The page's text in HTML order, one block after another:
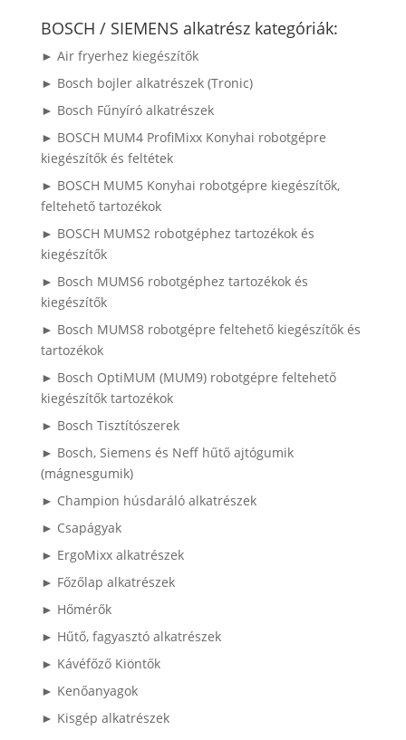
következőre:
BOSCH / SIEMENS alkatrész kategóriák:
► Air fryerhez kiegészítők
► Bosch bojler alkatrészek (Tronic)
► Bosch Fűnyíró alkatrészek
► BOSCH MUM4 ProfiMixx Konyhai robotgépre
kiegészítők és feltétek
► BOSCH MUM5 Konyhai robotgépre kiegészítők,
feltehető tartozékok
► BOSCH MUMS2 robotgéphez tartozékok és
kiegészítők
► Bosch MUMS6 robotgéphez tartozékok és
kiegészítők
► Bosch MUMS8 robotgépre feltehető kiegészítők és
tartozékok
► Bosch OptiMUM (MUM9) robotgépre feltehető
kiegészítők tartozékok
► Bosch Tisztítószerek
► Bosch, Siemens és Neff hűtő ajtógumik
(mágnesgumik)
► Champion húsdaráló alkatrészek
► Csapágyak
► ErgoMixx alkatrészek
► Főzőlap alkatrészek
► Hőmérők
► Hűtő, fagyasztó alkatrészek
► Kávéfőző Kiöntők
► Kenőanyagok
► Kisgép alkatrészek